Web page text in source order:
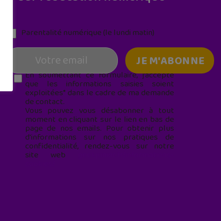
Parentalité numérique (le lundi matin)
En soumettant ce formulaire, j’accepte
que les informations saisies soient
exploitées* dans le cadre de ma demande
de contact.
Vous pouvez vous désabonner à tout
moment en cliquant sur le lien en bas de
page de nos emails. Pour obtenir plus
d'informations sur nos pratiques de
confidentialité, rendez-vous sur notre
site web